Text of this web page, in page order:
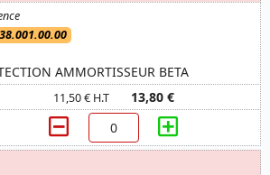
AMMORTISSEUR BETA
11,50 € H.T 13,80 €